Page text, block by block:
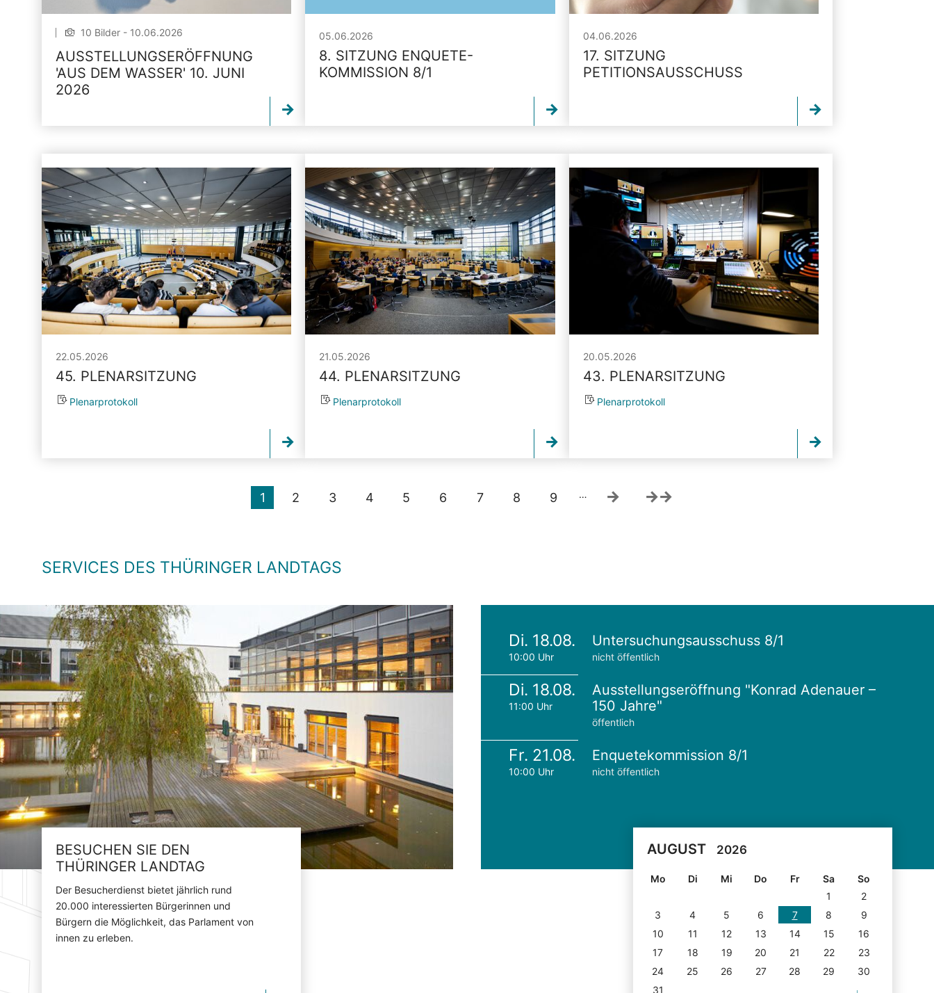
10 Bilder - 10.06.2026
AUSSTELLUNGSERÖFFNUNG
'AUS DEM WASSER' 10. JUNI
2026
05.06.2026
8. SITZUNG ENQUETE-
KOMMISSION 8/1
04.06.2026
17. SITZUNG
PETITIONSAUSSCHUSS
22.05.2026
45. PLENARSITZUNG
Plenarprotokoll
21.05.2026
44. PLENARSITZUNG
Plenarprotokoll
20.05.2026
43. PLENARSITZUNG
Plenarprotokoll
1 2 3 4 5 6 7 8 9 …
SERVICES DES THÜRINGER LANDTAGS
BESUCHEN SIE DEN
THÜRINGER LANDTAG
Der Besucherdienst bietet jährlich rund
20.000 interessierten Bürgerinnen und
Bürgern die Möglichkeit, das Parlament von
innen zu erleben.
Di. 18.08.
10:00 Uhr
Untersuchungsausschuss 8/1
nicht öffentlich
Di. 18.08.
11:00 Uhr
Ausstellungseröffnung "Konrad Adenauer –
150 Jahre"
öffentlich
Fr. 21.08.
10:00 Uhr
Enquetekommission 8/1
nicht öffentlich
AUGUST 2026
Mo Di Mi Do Fr Sa
So
1
2
3
4 5 6 7 8
9
10
11 12 13 14 15
16
17
18 19 20 21 22
23
24
25 26 27 28 29
30
31